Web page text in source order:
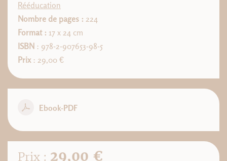
Rééducation
Nombre de pages : 224
Format : 17 x 24 cm
ISBN : 978-2-907653-98-5
Prix: 29,00 €
Ebook-PDF
Prix : 29,00 €